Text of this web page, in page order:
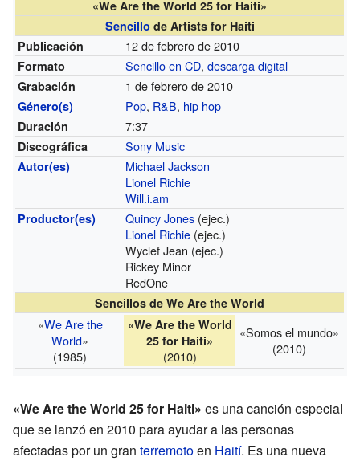
«We Are the World 25 for Haiti»
Sencillode Artists for Haiti
Publicación
12 de febrero de 2010
Formato Sencillo en CD,descarga digital
Grabación 1 de febrero de 2010
Género(s) Pop, R&B, hip hop
Duración 7:37
Discográfica Sony Music
Autor(es)
Michael Jackson
Lionel Richie
Will.i.am
Productor(es) Quincy Jones (ejec.)
Lionel Richie (ejec.)
Wyclef Jean (ejec.)
Rickey Minor
RedOne
Sencillos de We Are the World
«We Are the
World»
(1985)
«We Are the World
25 for Haiti»
(2010)
«Somos el mundo»
(2010)
«We Are the World 25 for Haiti» es una canción especial
que se lanzó en 2010 para ayudar a las personas
afectadas por un gran terremotoen Haití. Es una nueva